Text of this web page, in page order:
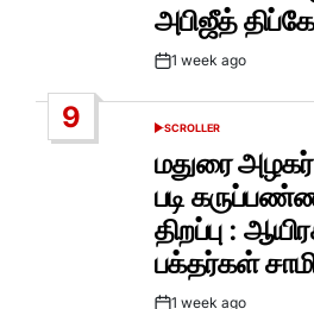
அபிஜீத்
Post1 week ago
9
POSTED
SCROLLER
மதுரை
படி
திறப்பு :
பக்தர்கள்
1 week ago